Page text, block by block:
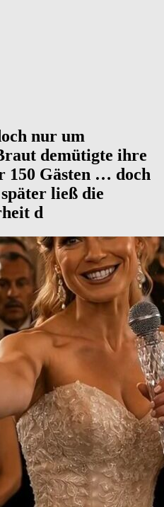
nur um
demütigte ihre
150 Gästen … doch
ließ die
d